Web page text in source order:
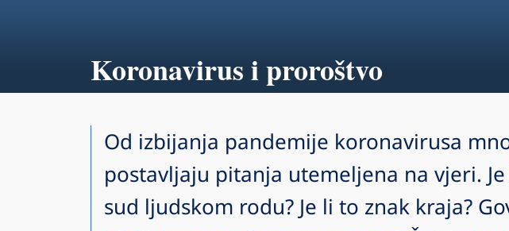
Koronavirus i proroštvo
Od izbijanja pandemije koronavirusa
postavljaju pitanja utemeljena na vjeri.
sud ljudskom rodu? Je li to znak kraja?